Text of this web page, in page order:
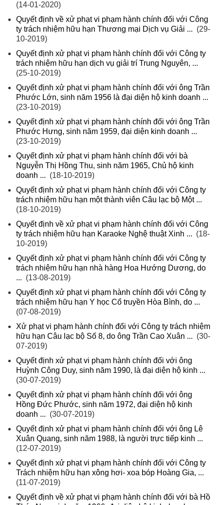
(14-01-2020)
Quyết định về xử phạt vi phạm hành chính đối với Công
ty trách nhiệm hữu hạn Thương mại Dịch vụ Giải ... (29-
10-2019)
Quyết định xử phạt vi phạm hành chính đối với Công ty
trách nhiệm hữu hạn dịch vụ giải trí Trung Nguyên, ...
(25-10-2019)
Quyết định xử phạt vi phạm hành chính đối với ông Trần
Phước Lớn, sinh năm 1956 là đại diện hộ kinh doanh ...
(23-10-2019)
Quyết định xử phạt vi phạm hành chính đối với ông Trần
Phước Hưng, sinh năm 1959, đại diện kinh doanh ...
(23-10-2019)
Quyết định xử phạt vi phạm hành chính đối với bà
Nguyễn Thị Hồng Thu, sinh năm 1965, Chủ hộ kinh
doanh ... (18-10-2019)
Quyết định xử phạt vi phạm hành chính đối với Công ty
trách nhiệm hữu hạn một thành viên Câu lạc bộ Một ...
(18-10-2019)
Quyết định về xử phạt vi phạm hành chính đối với Công
ty trách nhiệm hữu hạn Karaoke Nghệ thuật Xinh ... (18-
10-2019)
Quyết định xử phạt vi phạm hành chính đối với Công ty
trách nhiệm hữu hạn nhà hàng Hoa Hướng Dương, do
... (13-08-2019)
Quyết định xử phạt vi phạm hành chính đối với Công ty
trách nhiệm hữu hạn Y học Cổ truyền Hòa Bình, do ...
(07-08-2019)
Xử phạt vi phạm hành chính đối với Công ty trách nhiệm
hữu hạn Câu lạc bộ Số 8, do ông Trần Cao Xuân ... (30-
07-2019)
Quyết định xử phạt vi phạm hành chính đối với ông
Huỳnh Công Duy, sinh năm 1990, là đại diện hộ kinh ...
(30-07-2019)
Quyết định xử phạt vi phạm hành chính đối với ông
Hồng Đức Phước, sinh năm 1972, đại diện hộ kinh
doanh ... (30-07-2019)
Quyết định xử phạt vi phạm hành chính đối với ông Lê
Xuân Quang, sinh năm 1988, là người trực tiếp kinh ...
(12-07-2019)
Quyết định xử phạt vi phạm hành chính đối với Công ty
Trách nhiệm hữu hạn xông hơi- xoa bóp Hoàng Gia, ...
(11-07-2019)
Quyết định về xử phạt vi phạm hành chính đối với bà Hồ